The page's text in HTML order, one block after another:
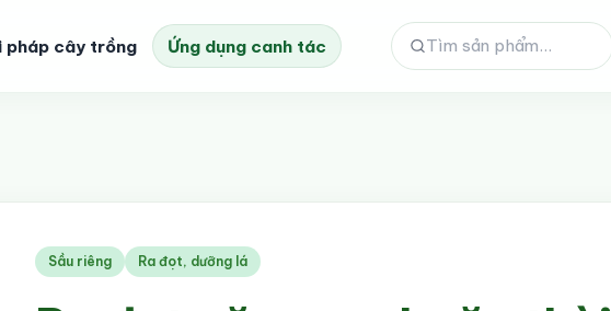
pháp cây trồng Ứng dụng canh tác
Sầu riêng Ra đọt, dưỡng lá